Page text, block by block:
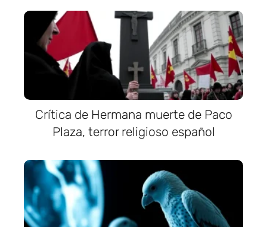
Crítica de Hermana muerte de Paco
Plaza, terror religioso español